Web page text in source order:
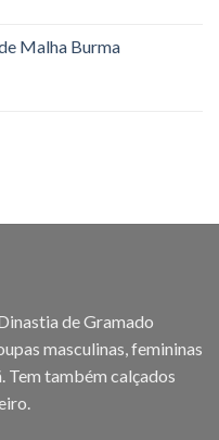
Malha Burma
de Gramado
masculinas, femininas
Tem também calçados